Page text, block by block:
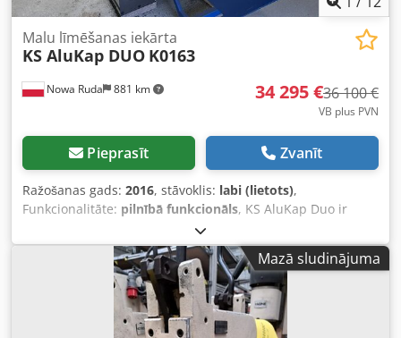
Nowa Ruda 881 km
Malu līmēšanas iekārta
KS AluKap DUO K0163
34 295 €36 100 €
VB plus PVN
Pieprasīt Zvanīt
Ražošanas gads: 2016, stāvoklis: labi (lietots),
Funkcionalitāte: pilnībā funkcionāls, KS AluKap Duo ir
iekārta, kas paredzēta alumīnija profilu ražošanai
žalūzijām ar aretētu bruņu. Tā automātiski nogriež profilus
uz vajadzīgo garumu, savieno tos bruņā un nobloķē.
Svarīgākā šīs iekārtas priekšrocība ir iespēja veikt vairākas
darbības vienlaicīgi: profila griešana pēc izmēra,
savienošana žalūziju bruņā, kā arī bloķēšana (aretēšana),
Mazā sludinājuma